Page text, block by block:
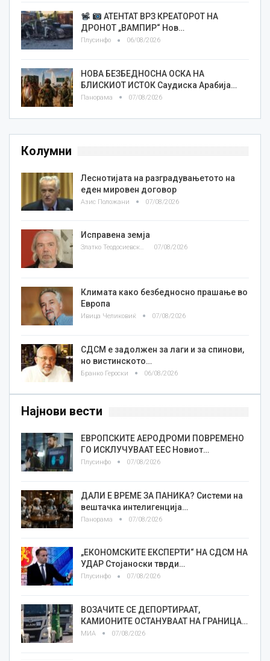
АТЕНТАТ ВРЗ КРЕАТОРОТ НА
ДРОНОТ „ВАМПИР“ Нов…
Плусинфо 06/08/2026
НОВА БЕЗБЕДНОСНА ОСКА НА
БЛИСКИОТ ИСТОК Саудиска Арабија…
Панорама 07/08/2026
Колумни
Леснотијата на разградувањетото на
еден мировен договор
Азис Положани 07/08/2026
Исправена земја
Златко Теодосиевски 07/08/2026
Климата како безбедносно прашање во
Европа
Ивица Челиковиќ 07/08/2026
СДСМ е задолжен за лаги и за спинови,
но вистинското…
Бранко Героски 06/08/2026
Најнови вести
ЕВРОПСКИТЕ АЕРОДРОМИ ПОВРЕМЕНО
ГО ИСКЛУЧУВААТ ЕЕС Новиот…
Плусинфо 07/08/2026
ДАЛИ Е ВРЕМЕ ЗА ПАНИКА? Системи на
вештачка интелигенција…
Панорама 07/08/2026
„ЕКОНОМСКИТЕ ЕКСПЕРТИ“ НА СДСМ НА
УДАР Стојаноски тврди…
Плусинфо 07/08/2026
ВОЗАЧИТЕ СЕ ДЕПОРТИРААТ,
КАМИОНИТЕ ОСТАНУВААТ НА ГРАНИЦА…
МИА 07/08/2026